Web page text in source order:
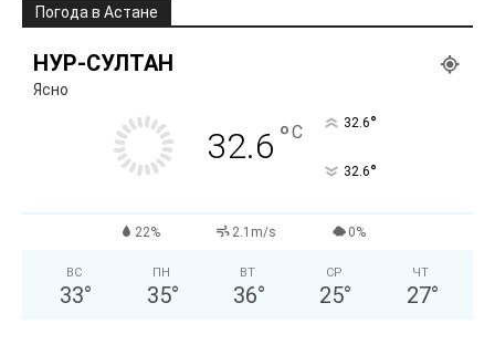
Погода в Астане
НУР-СУЛТАН
Ясно
32.6 °C 32.6°
32.6°
22% 2.1m/s 0%
ВС
33°
ПН
35°
ВТ
36°
СР
25°
ЧТ
27°